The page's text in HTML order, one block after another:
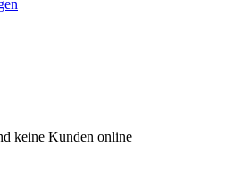
keine Kunden online